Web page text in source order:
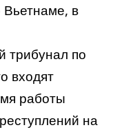
в
по
входят
работы
на